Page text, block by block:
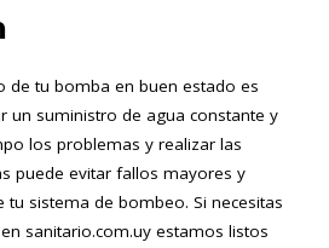
de tu bomba en buen estado es
un suministro de agua constante y
los problemas y realizar las
puede evitar fallos mayores y
sistema de bombeo. Si necesitas
sanitario.com.uy estamos listos